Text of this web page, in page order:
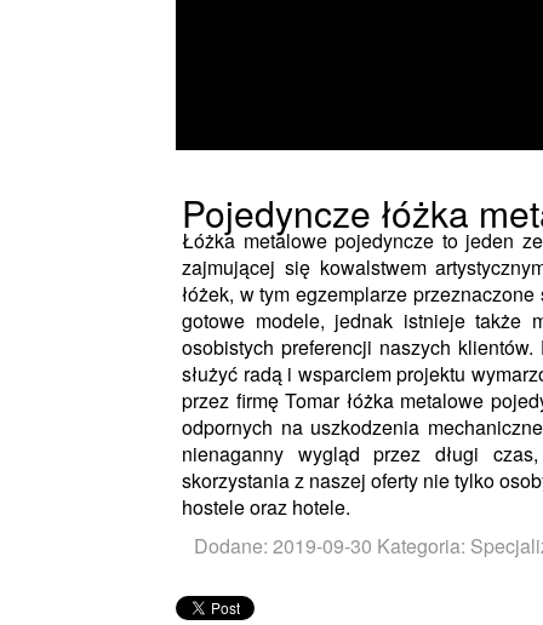
Pojedyncze łóżka
Łóżka metalowe pojedyncze to jeden
zajmującej się kowalstwem
łóżek, w tym egzemplarze
gotowe modele, jednak istnieje także
osobistych preferencji naszych
służyć radą i wsparciem projektu
przez firmę Tomar łóżka metalowe
odpornych na uszkodzenia
nienaganny wygląd przez długi
skorzystania z naszej oferty nie tylko
hostele oraz hotele.
Dodane: 2019-09-30 Kategoria: